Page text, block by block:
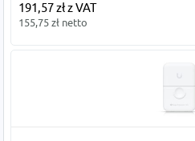
191,57 zł z VAT
155,75 zł netto